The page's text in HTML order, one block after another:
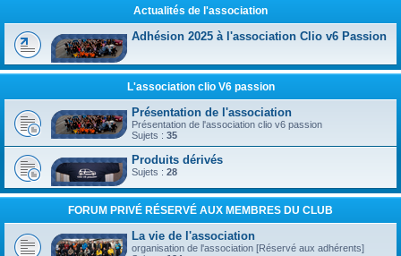
Actualités de l'association
Adhésion 2025 à l'association Clio v6 Passion
L'association clio V6 passion
Présentation de l'association
Présentation de l'association clio v6 passion
Sujets : 35
Produits dérivés
Sujets : 28
FORUM PRIVÉ RÉSERVÉ AUX MEMBRES DU CLUB
La vie de l'association
organisation de l'association [Réservé aux adhérents]